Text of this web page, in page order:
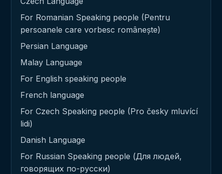
For Romanian Speaking people (Pentru
persoanele care vorbesc românește)
Persian Language
Malay Language
For English speaking people
French language
For Czech Speaking people (Pro česky mluvící
lidi)
Danish Language
For Russian Speaking people (Для людей,
говорящих по-русски)